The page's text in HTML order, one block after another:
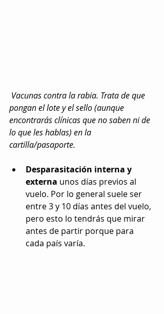
pongan el lote y el sello (aunque
encontrarás clínicas que no saben ni de
lo que les hablas) en la
cartilla/pasaporte.
Desparasitación interna y
externa unos días previos al
vuelo. Por lo general suele ser
entre 3 y 10 días antes del vuelo,
pero esto lo tendrás que mirar
antes de partir porque para
cada país varía.